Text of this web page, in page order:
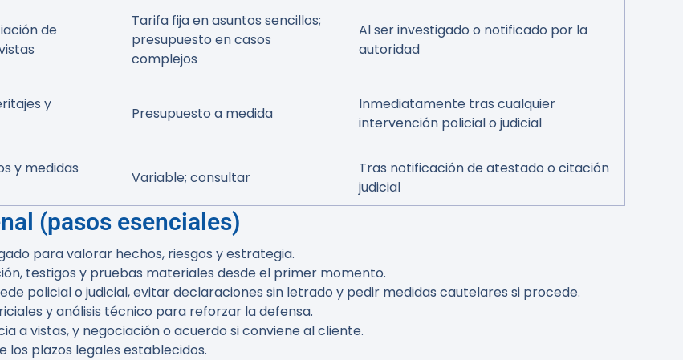
de
Tarifa fija en asuntos sencillos;
presupuesto en casos
complejos
Al ser investigado o notificado por la
autoridad
y
Presupuesto a medida
Inmediatamente tras cualquier
intervención policial o judicial
y medidas
Variable; consultar
Tras notificación de atestado o citación
judicial
(pasos esenciales)
para valorar hechos, riesgos y estrategia.
testigos y pruebas materiales desde el primer momento.
policial o judicial, evitar declaraciones sin letrado y pedir medidas cautelares si procede.
y análisis técnico para reforzar la defensa.
a vistas, y negociación o acuerdo si conviene al cliente.
los plazos legales establecidos.